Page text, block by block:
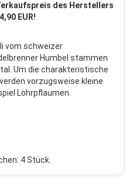
des Herstellers
EUR!
vom schweizer
Humbel stammen
Um die charakteristische
vorzugsweise kleine
Löhrpflaumen.
4 Stück.